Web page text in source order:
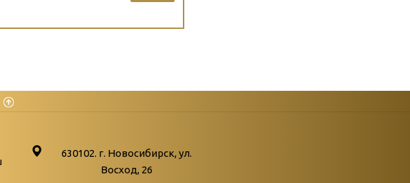
новых поступлений
Победа.
630102. г. Новосибирск, ул.
Восход, 26